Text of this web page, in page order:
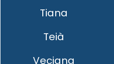
Tiana
Teià
Veciana